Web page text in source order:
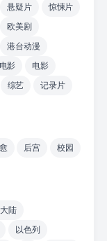
悬疑片
惊悚片
欧美剧
港台动漫
电影
电影
综艺
记录片
后宫
校园
陆
以色列